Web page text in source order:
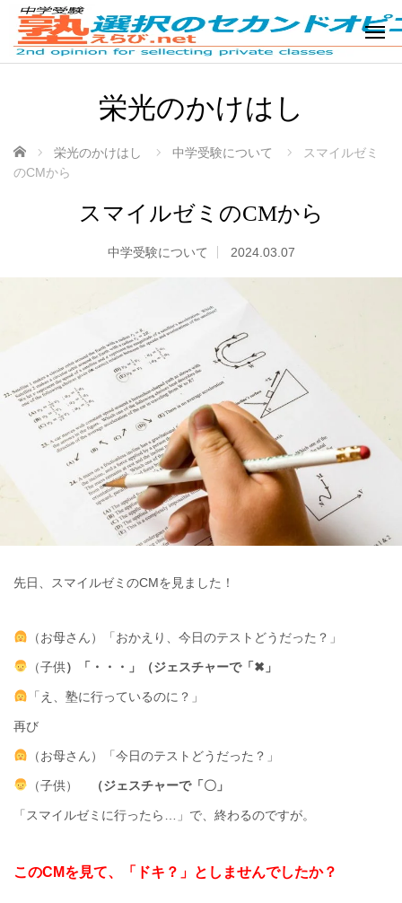
栄光のかけはし
ホーム 栄光のかけはし 中学受験について
スマイルゼミ
のCMから
スマイルゼミのCMから
中学受験について 2024.03.07
先日、スマイルゼミのCMを見ました！
（お母さん）「おかえり、今日のテストどうだった？」
（子供）「・・・」（ジェスチャーで「 ✖」
「え、塾に行っているのに？」
再び
（お母さん）「今日のテストどうだった？」
（子供） （ジェスチャーで「〇」
「スマイルゼミに行ったら…」で、終わるのですが。
このCMを見て、 「ドキ？」としませんでしたか？